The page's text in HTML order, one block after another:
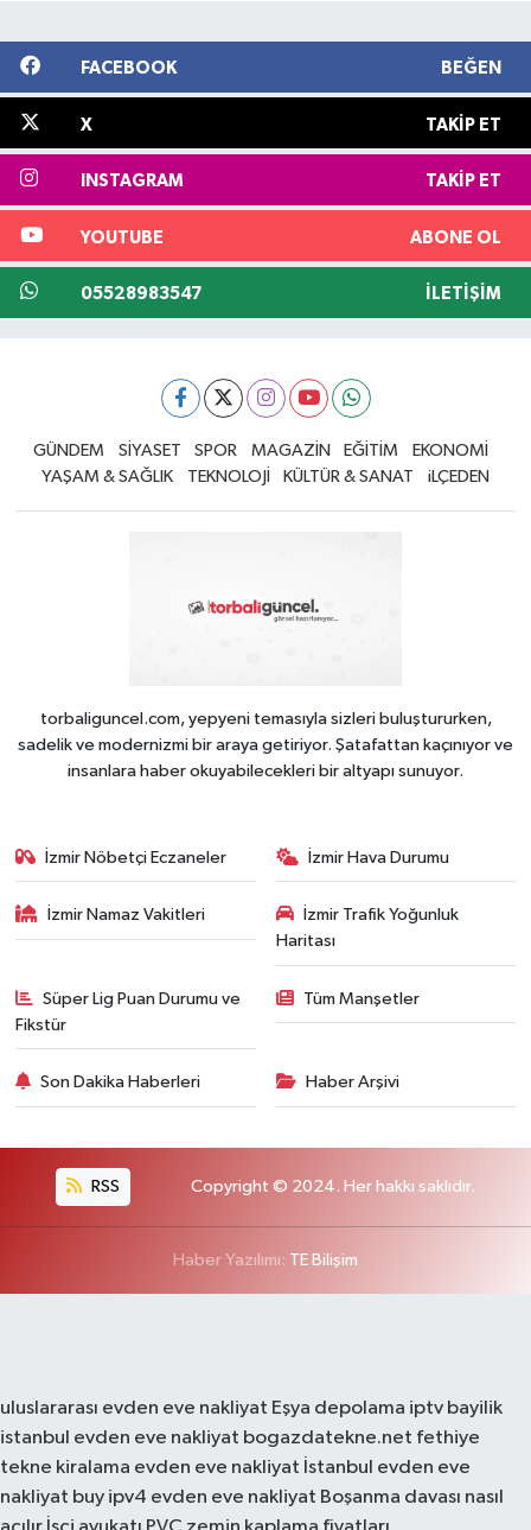
FACEBOOK BEĞEN
X TAKIP ET
INSTAGRAM TAKIP ET
YOUTUBE ABONE OL
05528983547 İLETIŞIM
GÜNDEM SİYASET SPOR MAGAZİN EĞİTİM
EKONOMİ
YAŞAM & SAĞLIK
TEKNOLOJİ KÜLTÜR & SANAT iLÇEDEN
torbaliguncel.com, yepyeni temasıyla sizleri buluştururken,
sadelik ve modernizmi bir araya getiriyor. Şatafattan kaçınıyor ve
insanlara haber okuyabilecekleri bir altyapı sunuyor.
İzmir Nöbetçi Eczaneler İzmir Hava Durumu
İzmir Namaz Vakitleri
İzmir Trafik Yoğunluk
Haritası
Süper Lig Puan Durumu ve
Fikstür
Tüm Manşetler
Son Dakika Haberleri Haber Arşivi
RSS Copyright © 2024. Her hakkı saklıdır.
Haber Yazılımı: TE Bilişim
uluslararası evden eve nakliyat Eşya depolama iptv bayilik
istanbul evden eve nakliyat bogazdatekne.net fethiye
tekne kiralama evden eve nakliyat İstanbul evden eve
nakliyat buy ipv4 evden eve nakliyat Boşanma davası nasıl